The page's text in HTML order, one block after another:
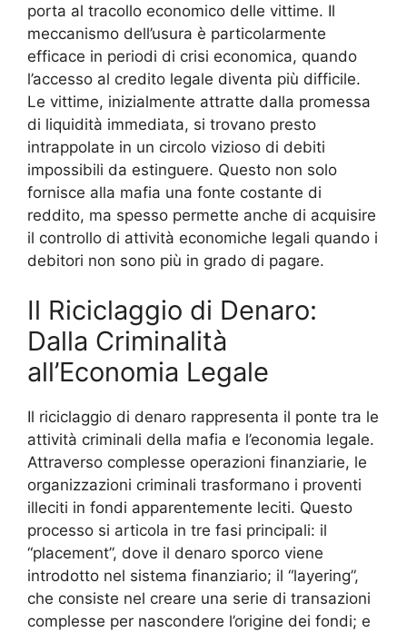
porta al tracollo economico delle vittime. Il
meccanismo dell’usura è particolarmente
efficace in periodi di crisi economica, quando
l’accesso al credito legale diventa più difficile.
Le vittime, inizialmente attratte dalla promessa
di liquidità immediata, si trovano presto
intrappolate in un circolo vizioso di debiti
impossibili da estinguere. Questo non solo
fornisce alla mafia una fonte costante di
reddito, ma spesso permette anche di acquisire
il controllo di attività economiche legali quando i
debitori non sono più in grado di pagare.
Il Riciclaggio di Denaro:
Dalla Criminalità
all’Economia Legale
Il riciclaggio di denaro rappresenta il ponte tra le
attività criminali della mafia e l’economia legale.
Attraverso complesse operazioni finanziarie, le
organizzazioni criminali trasformano i proventi
illeciti in fondi apparentemente leciti. Questo
processo si articola in tre fasi principali: il
“placement”, dove il denaro sporco viene
introdotto nel sistema finanziario; il “layering”,
che consiste nel creare una serie di transazioni
complesse per nascondere l’origine dei fondi; e